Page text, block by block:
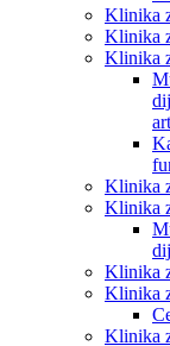
Klinika
Klinika
Klinika
Klinika
Klinika
Klinika
Klinika
Klinika